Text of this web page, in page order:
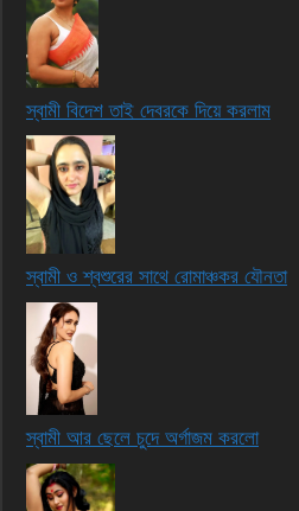
স্বামী বিদেশ তাই দেবরকে দিয়ে করলাম
স্বামী ও শ্বশুরের সাথে রোমাঞ্চকর যৌনতা
স্বামী আর ছেলে চুদে অর্গাজম করলো